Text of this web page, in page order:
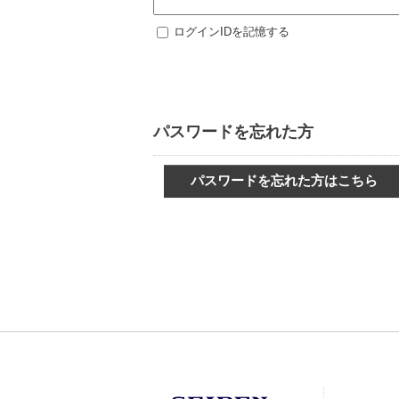
ログインIDを記憶する
パスワードを忘れた方
パスワードを忘れた方はこちら